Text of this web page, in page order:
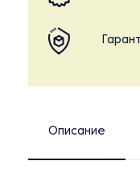
Описание